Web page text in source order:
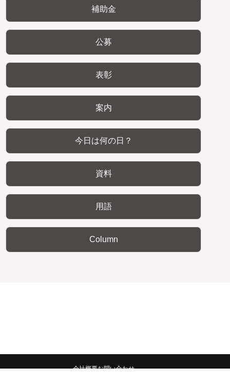
補助金
公募
表彰
案内
今日は何の日？
資料
用語
Column
会社概要お問い合わせ